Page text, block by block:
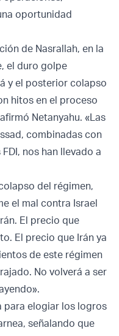
oportunidad
de Nasrallah, en la
el duro golpe
y el posterior colapso
hitos en el proceso
Netanyahu. «Las
combinadas con
nos han llevado a
del régimen,
el mal contra Israel
El precio que
El precio que Irán ya
de este régimen
No volverá a ser
para elogiar los logros
señalando que